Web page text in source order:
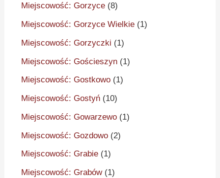
Miejscowość: Gorzyce (8)
Miejscowość: Gorzyce Wielkie (1)
Miejscowość: Gorzyczki (1)
Miejscowość: Gościeszyn (1)
Miejscowość: Gostkowo (1)
Miejscowość: Gostyń (10)
Miejscowość: Gowarzewo (1)
Miejscowość: Gozdowo (2)
Miejscowość: Grabie (1)
Miejscowość: Grabów(1)